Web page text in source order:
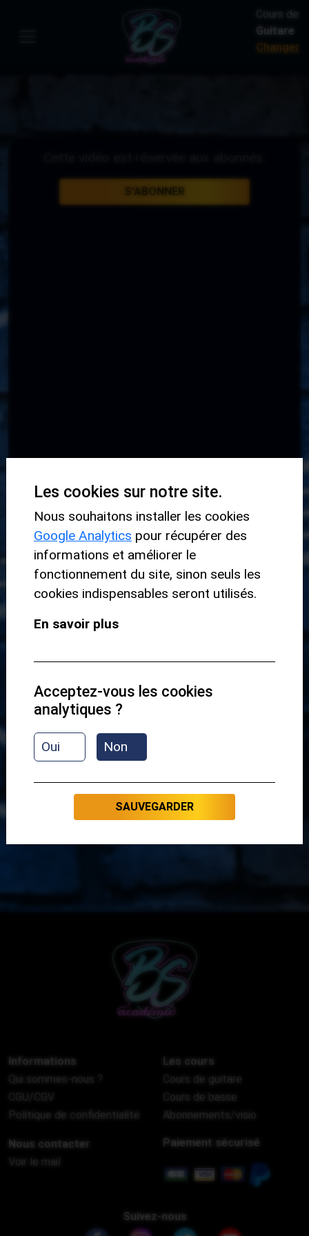
Cours de:
Guitare
Changer
S'ABONNER
GROOVE TRAINING - SOUL / FUNK
INTERMÉDIAIRE
EXERCICE 1
PRÉSENTATION
Les cookies sur notre site.
Nous souhaitons installer les cookies
Google Analytics pour récupérer des
informations et améliorer le
fonctionnement du site, sinon seuls les
cookies indispensables seront utilisés.
En savoir plus
Oui Non
Acceptez-vous les cookies
analytiques ?
SAUVEGARDER
Informations
Qui sommes-nous ?
CGU/CGV
Politique de confidentialité
Les cours
Cours de guitare
Cours de basse
Abonnements/visio
Nous contacter
Voir le mail
Paiement sécurisé
Suivez-nous